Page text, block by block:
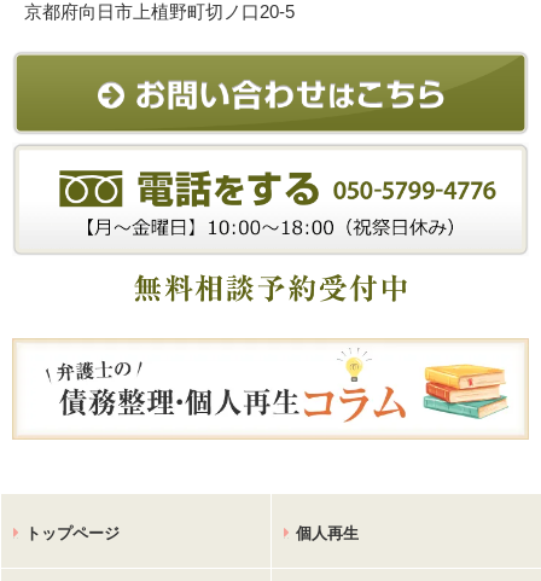
京都府向日市上植野町切ノ口20-5
トップページ 個人再生